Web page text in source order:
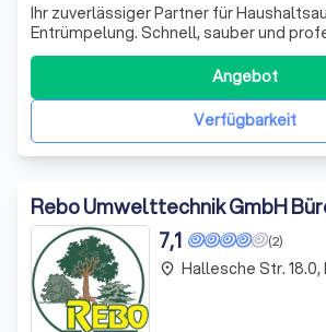
Ihr zuverlässiger Partner für
Entrümpelung. Schnell, sauber und
fairen Preisen, klarer Kommunikation
Verfügbarkeit
Angebot
Rebo Umwelttechnik GmbH
(2)
7,1
place Hallesche Str.